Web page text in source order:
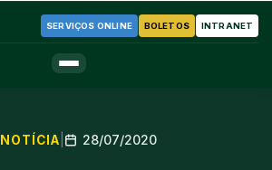
SERVIÇOS ONLINE BOLETOS INTRANET
NOTÍCIA 28/07/2020